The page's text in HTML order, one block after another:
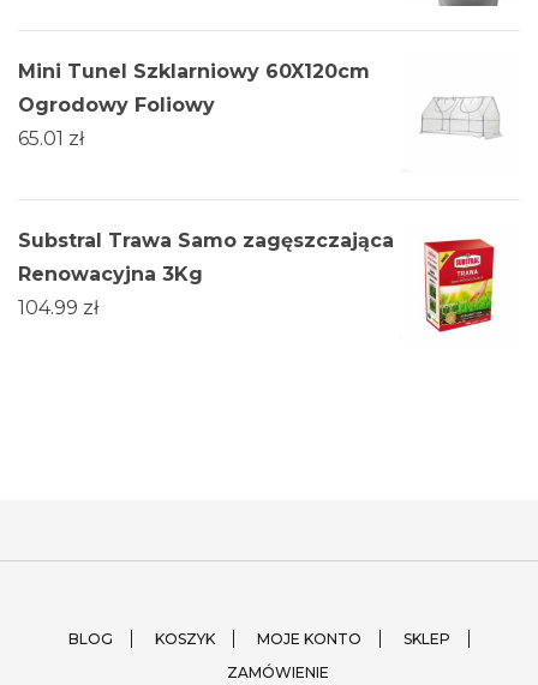
Mini Tunel Szklarniowy 60X120cm
Ogrodowy Foliowy
65.01 zł
Substral Trawa Samo zagęszczająca
Renowacyjna 3Kg
104.99 zł
BLOG KOSZYK MOJE KONTO
SKLEP
ZAMÓWIENIE